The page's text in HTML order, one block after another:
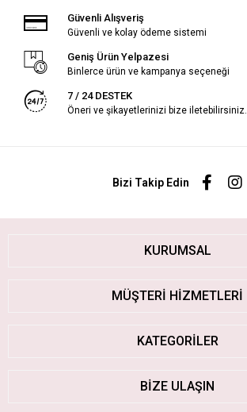
Güvenli Alışveriş
Güvenli ve kolay ödeme sistemi
Geniş Ürün Yelpazesi
Binlerce ürün ve kampanya seçeneği
7 / 24 DESTEK
Öneri ve şikayetlerinizi bize iletebilirsiniz.
Bizi Takip Edin
KURUMSAL
MÜŞTERİ HİZMETLERİ
KATEGORİLER
BİZE ULAŞIN